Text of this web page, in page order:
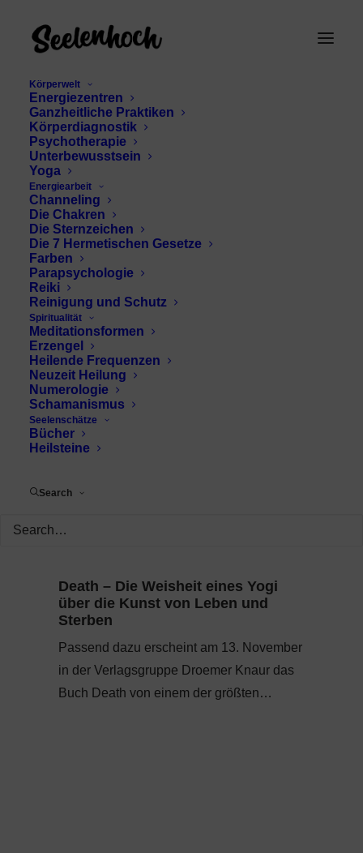
Körperwelt
Energiezentren
Ganzheitliche Praktiken
Körperdiagnostik
Psychotherapie
Unterbewusstsein
Yoga
Energiearbeit
Channeling
Die Chakren
Die Sternzeichen
Die 7 Hermetischen Gesetze
Farben
Parapsychologie
Reiki
Reinigung und Schutz
Spiritualität
Meditationsformen
Erzengel
Heilende Frequenzen
Neuzeit Heilung
Numerologie
Schamanismus
Seelenschätze
Bücher
Heilsteine
Search
spirituelle Perspektive
Tod
Death – Die Weisheit eines Yogi
über die Kunst von Leben und
Sterben
Passend dazu erscheint am 13. November
in der Verlagsgruppe Droemer Knaur das
Buch Death von einem der größten…